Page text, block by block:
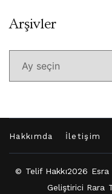
ArşivlerArşivler
Hakkımda İletişim
© Telif Hakkı2026 Esra
Geliştirici Rara